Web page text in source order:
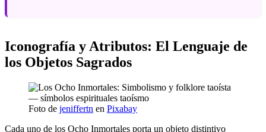
Iconografía y Atributos: El Lenguaje de
los Objetos Sagrados
Foto de jeniffertn en Pixabay
Cada uno de los Ocho Inmortales porta un objeto distintivo